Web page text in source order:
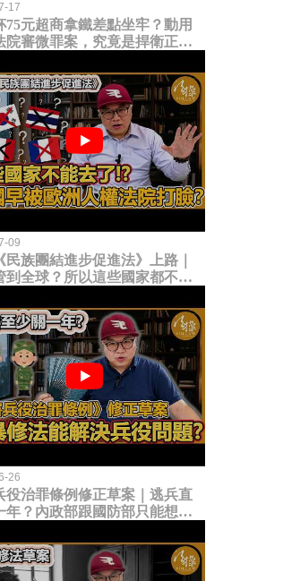
17
75元超商拿鐵差點坐牢？動用
院審微罪案，究竟是捍衛正義
09
民族團結進步促進法》上路｜
到全球？所以這些國家都不能
26
役治罪條例修正草案｜逃兵直
年？內政部跟國防部只能想到